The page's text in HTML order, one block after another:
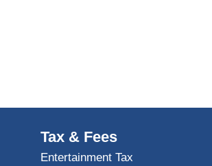
Tax & Fees
Entertainment Tax